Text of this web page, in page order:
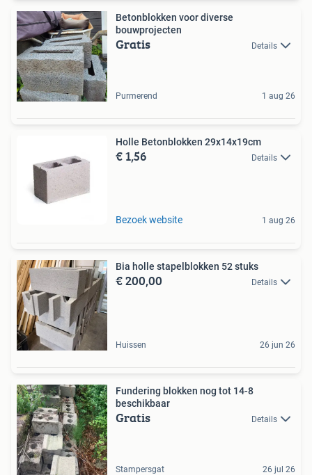
Betonblokken voor diverse
bouwprojecten
Gratis Details
Purmerend 1 aug 26
Holle Betonblokken 29x14x19cm
€ 1,56 Details
Bezoek website 1 aug 26
Bia holle stapelblokken 52 stuks
€ 200,00 Details
Huissen 26 jun 26
Fundering blokken nog tot 14-8
beschikbaar
Gratis Details
Stampersgat 26 jul 26